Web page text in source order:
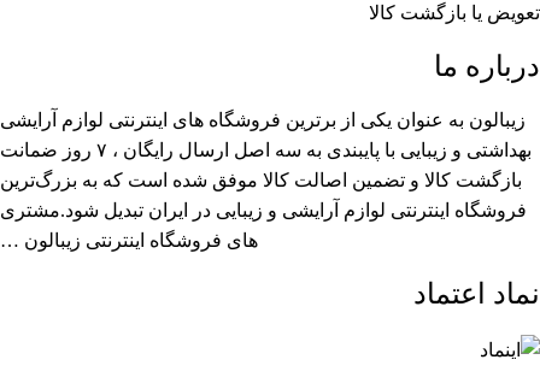
تعویض یا بازگشت کالا
درباره ما
زیبالون به عنوان یکی از برترین فروشگاه های اینترنتی لوازم آرایشی
بهداشتی و زیبایی با پایبندی به سه اصل ارسال رایگان ، ۷ روز ضمانت
بازگشت کالا و تضمین اصالت کالا موفق شده است که به بزرگ‌ترین
فروشگاه اینترنتی لوازم آرایشی و زیبایی در ایران تبدیل شود.مشتری
های فروشگاه اینترنتی زیبالون …
نماد اعتماد